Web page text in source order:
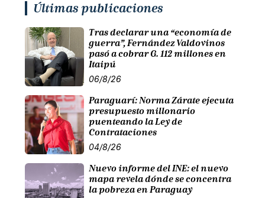
Últimas publicaciones
Tras declarar una “economía de
guerra”, Fernández Valdovinos
pasó a cobrar G. 112 millones en
Itaipú
06/8/26
Paraguarí: Norma Zárate ejecuta
presupuesto millonario
puenteando la Ley de
Contrataciones
04/8/26
Nuevo informe del INE: el nuevo
mapa revela dónde se concentra
la pobreza en Paraguay